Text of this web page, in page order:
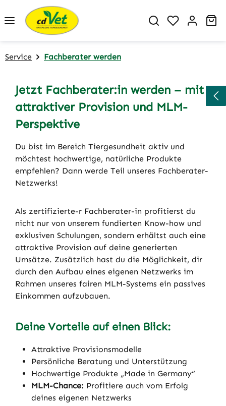
Zum Hauptinhalt springen
Du hast 0
Service Fachberater werden
Jetzt Fachberater:in werden – mit
attraktiver Provision und MLM-
Perspektive
Du bist im Bereich Tiergesundheit aktiv und
möchtest hochwertige, natürliche Produkte
empfehlen? Dann werde Teil unseres Fachberater-
Netzwerks!
Als zertifizierte-r Fachberater-in profitierst du
nicht nur von unserem fundierten Know-how und
exklusiven Schulungen, sondern erhältst auch eine
attraktive Provision auf deine generierten
Umsätze. Zusätzlich hast du die Möglichkeit, dir
durch den Aufbau eines eigenen Netzwerks im
Rahmen unseres fairen MLM-Systems ein passives
Einkommen aufzubauen.
Deine Vorteile auf einen Blick:
Attraktive Provisionsmodelle
Persönliche Beratung und Unterstützung
Hochwertige Produkte „Made in Germany“
MLM-Chance: Profitiere auch vom Erfolg
deines eigenen Netzwerks